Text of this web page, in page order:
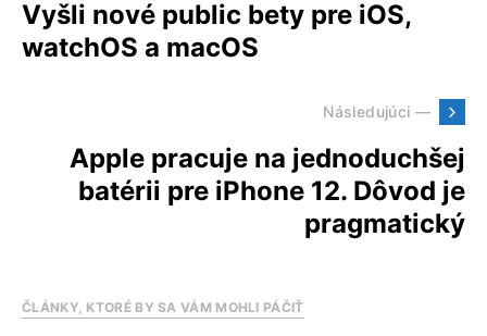
Vyšli nové public bety pre iOS,
watchOS a macOS
Následujúci —
Apple pracuje na jednoduchšej
batérii pre iPhone 12. Dôvod je
pragmatický
ČLÁNKY, KTORÉ BY SA VÁM MOHLI PÁČIŤ